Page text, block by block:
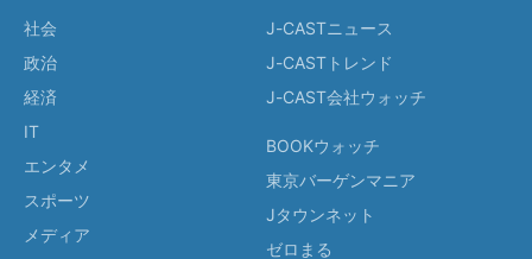
社会
政治
経済
IT
エンタメ
スポーツ
メディア
J-CASTニュース
J-CASTトレンド
J-CAST会社ウォッチ
BOOKウォッチ
東京バーゲンマニア
Jタウンネット
ゼロまる